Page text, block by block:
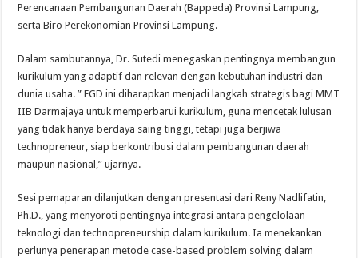
Perencanaan Pembangunan Daerah (Bappeda) Provinsi Lampung,
serta Biro Perekonomian Provinsi Lampung.
Dalam sambutannya, Dr. Sutedi menegaskan pentingnya membangun
kurikulum yang adaptif dan relevan dengan kebutuhan industri dan
dunia usaha. ” FGD ini diharapkan menjadi langkah strategis bagi MMT
IIB Darmajaya untuk memperbarui kurikulum, guna mencetak lulusan
yang tidak hanya berdaya saing tinggi, tetapi juga berjiwa
technopreneur, siap berkontribusi dalam pembangunan daerah
maupun nasional,” ujarnya.
Sesi pemaparan dilanjutkan dengan presentasi dari Reny Nadlifatin,
Ph.D., yang menyoroti pentingnya integrasi antara pengelolaan
teknologi dan technopreneurship dalam kurikulum. Ia menekankan
perlunya penerapan metode case-based problem solving dalam